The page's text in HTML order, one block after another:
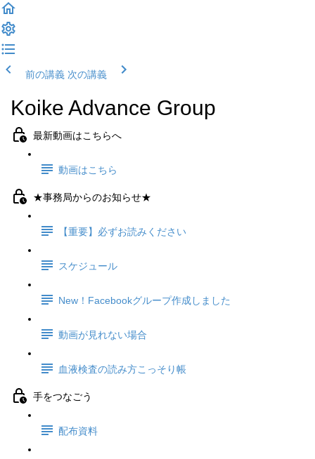
前の講義 次の講義
Koike Advance Group
最新動画はこちらへ
動画はこちら
★事務局からのお知らせ★
【重要】必ずお読みください
スケジュール
New！Facebookグループ作成しました
動画が見れない場合
血液検査の読み方こっそり帳
手をつなごう
配布資料